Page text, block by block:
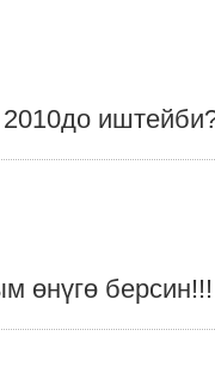
өнүгө берсин!!!